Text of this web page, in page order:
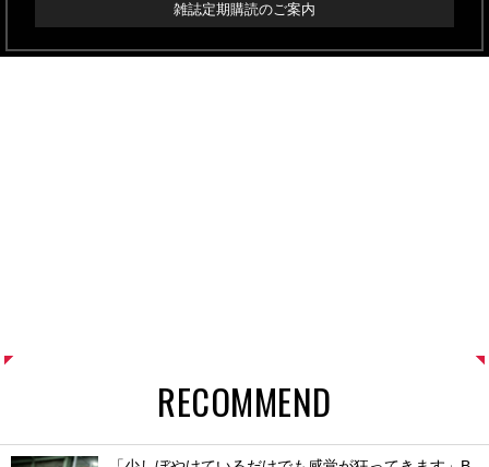
雑誌定期購読のご案内
RECOMMEND